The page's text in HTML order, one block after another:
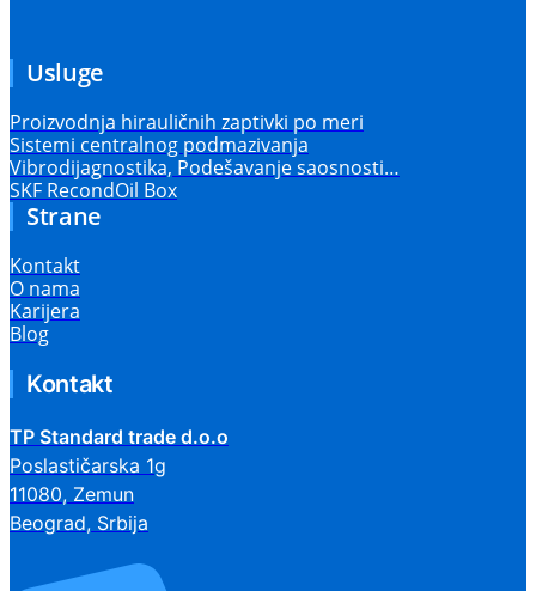
Usluge
Proizvodnja hirauličnih zaptivki po meri
Sistemi centralnog podmazivanja
Vibrodijagnostika, Podešavanje saosnosti…
SKF RecondOil Box
Strane
Kontakt
O nama
Karijera
Blog
Kontakt
TP Standard trade d.o.o
Poslastičarska 1g
11080, Zemun
Beograd, Srbija